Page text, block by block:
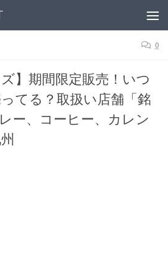
0
】期間限定販売！いつ
てる？取扱い店舗「銘
ー、コーヒー、カレン